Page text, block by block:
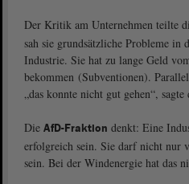
Der Kritik am Unternehmen teilte
sah sie grundsätzliche Probleme in
Industrie. Sie hat zu lange Geld
bekommen (Subventionen).
„das konnte nicht gut gehen“,
Die AfD-Fraktion denkt: Eine
erfolgreich sein. Sie darf nicht nur
sein. Bei der Windenergie hat das